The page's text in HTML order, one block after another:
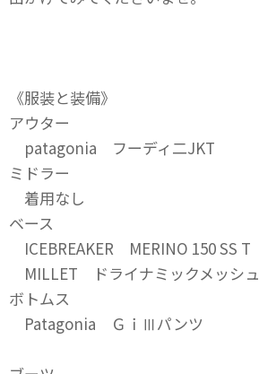
《服装と装備》
アウター
patagonia フーディ二JKT
ミドラー
着用なし
ベース
ICEBREAKER MERINO 150 SS T
MILLET ドライナミックメッシュ
ボトムス
Patagonia ＧｉⅢパンツ